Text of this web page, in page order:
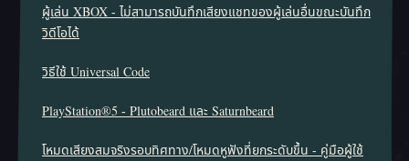
ผู้เล่น XBOX - ไม่สามารถบันทึกเสียงแชทของผู้เล่นอื่นขณะบันทึก
วิดีโอได้
วิธีใช้ Universal Code
PlayStation®5 - Plutobeard และ Saturnbeard
โหมดเสียงสมจริงรอบทิศทาง/โหมดหูฟังที่ยกระดับขึ้น - คู่มือผู้ใช้